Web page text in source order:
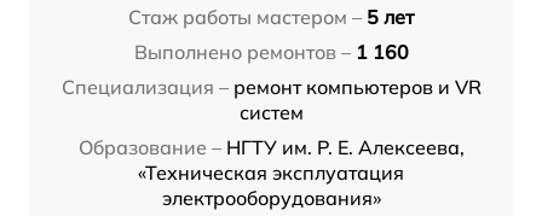
Стаж работы мастером – 5 лет
Выполнено ремонтов – 1 160
Специализация – ремонт компьютеров и VR
систем
Образование – НГТУ им. Р. Е. Алексеева,
«Техническая эксплуатация
электрооборудования»